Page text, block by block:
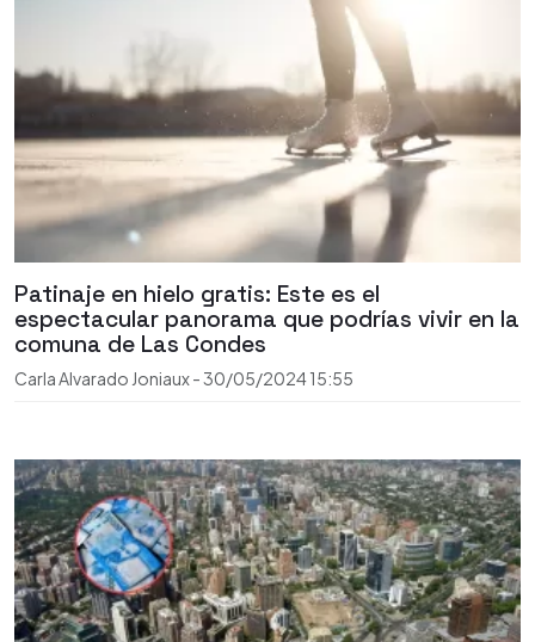
Patinaje en hielo gratis: Este es el
espectacular panorama que podrías vivir en la
comuna de Las Condes
Carla Alvarado Joniaux-30/05/202415:55